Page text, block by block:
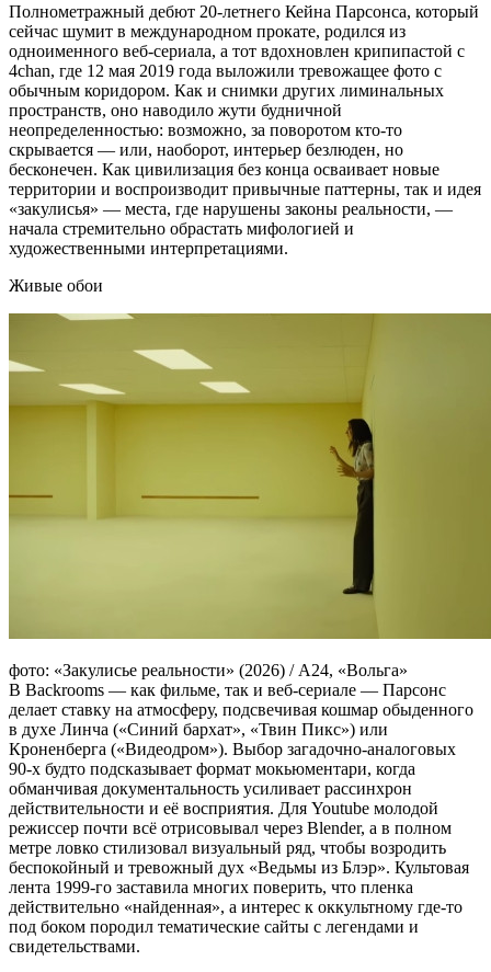
Полнометражный дебют 20-летнего Кейна Парсонса, который
сейчас шумит в международном прокате, родился из
одноименного веб-сериала, а тот вдохновлен крипипастой с
4chan, где 12 мая 2019 года выложили тревожащее фото с
обычным коридором. Как и снимки других лиминальных
пространств, оно наводило жути будничной
неопределенностью: возможно, за поворотом кто-то
скрывается — или, наоборот, интерьер безлюден, но
бесконечен. Как цивилизация без конца осваивает новые
территории и воспроизводит привычные паттерны, так и идея
«закулисья» — места, где нарушены законы реальности, —
начала стремительно обрастать мифологией и
художественными интерпретациями.
Живые обои
фото: «Закулисье реальности» (2026) / А24, «Вольга»
В Backrooms — как фильме, так и веб-сериале — Парсонс
делает ставку на атмосферу, подсвечивая кошмар обыденного
в духе Линча («Синий бархат», «Твин Пикс») или
Кроненберга («Видеодром»). Выбор загадочно-аналоговых
90-х будто подсказывает формат мокьюментари, когда
обманчивая документальность усиливает рассинхрон
действительности и её восприятия. Для Youtube молодой
режиссер почти всё отрисовывал через Blender, а в полном
метре ловко стилизовал визуальный ряд, чтобы возродить
беспокойный и тревожный дух «Ведьмы из Блэр». Культовая
лента 1999-го заставила многих поверить, что пленка
действительно «найденная», а интерес к оккультному где-то
под боком породил тематические сайты с легендами и
свидетельствами.